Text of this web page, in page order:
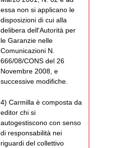
essa non si applicano le
disposizioni di cui alla
delibera dell'Autorità per
le Garanzie nelle
Comunicazioni N.
666/08/CONS del 26
Novembre 2008, e
successive modifiche.
4) Carmilla è composta da
editor chi si
autogestiscono con senso
di responsabilità nei
riguardi del collettivo